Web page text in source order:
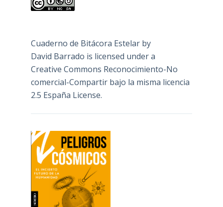
Cuaderno de Bitácora Estelarby
David Barrado is licensed under a
Creative Commons Reconocimiento-No
comercial-Compartir bajo la misma licencia
2.5 España License.